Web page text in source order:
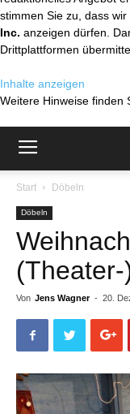
stimmen Sie zu, dass
Inc. anzeigen dürfen.
Drittplattformen
Inhalte anzeigen
Weitere Hinweise finden
Start Döbeln
Döbeln
Von Jens Wagner - 20.